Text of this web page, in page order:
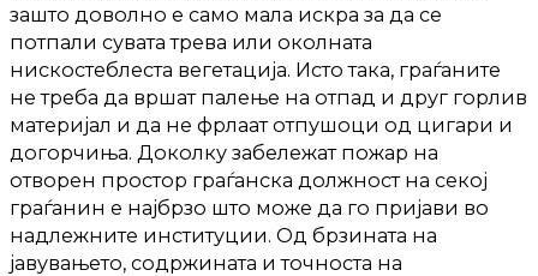
зашто доволно е само мала искра за да се
потпали сувата трева или околната
нискостеблеста вегетација. Исто така, граѓаните
не треба да вршат палење на отпад и друг горлив
материјал и да не фрлаат отпушоци од цигари и
догорчиња. Доколку забележат пожар на
отворен простор граѓанска должност на секој
граѓанин е најбрзо што може да го пријави во
надлежните институции. Од брзината на
јавувањето, содржината и точноста на